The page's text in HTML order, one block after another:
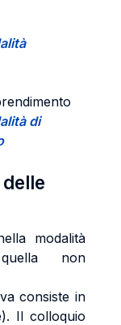
di
modalità
non
consiste in
Il colloquio